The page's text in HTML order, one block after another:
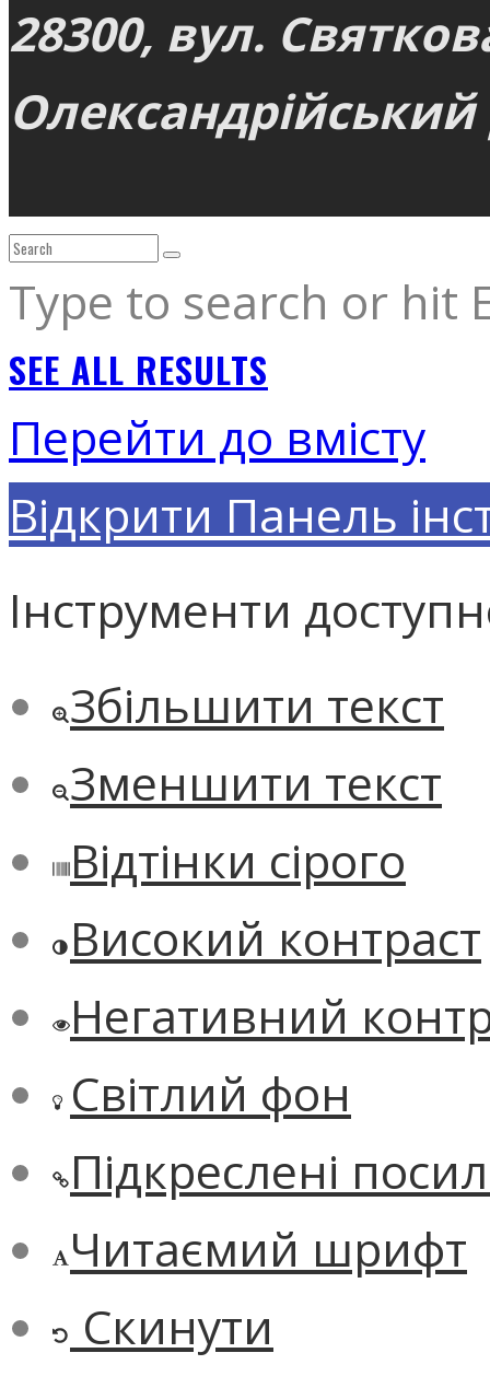
28300, вул.
Олександрійський
Type to search or hit
SEE ALL RESULTS
Перейти до вмісту
Відкрити Панель
Інструменти
Збільшити текст
Зменшити текст
Відтінки сірого
Високий контраст
Негативний
Світлий фон
Підкреслені
Читаємий шрифт
Скинути